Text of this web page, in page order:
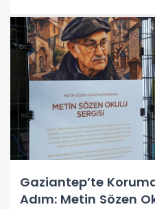
Gaziantep’te
Adım: Metin Sözen